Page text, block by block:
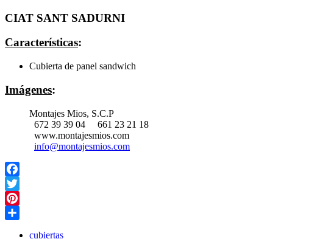
CIAT SANT SADURNI
Características:
Cubierta de panel sandwich
Imágenes:
Montajes Mios, S.C.P
672 39 39 04
661 23 21 18
www.montajesmios.com
info@montajesmios.com
Facebook
Twitter
Pinterest
cubiertas